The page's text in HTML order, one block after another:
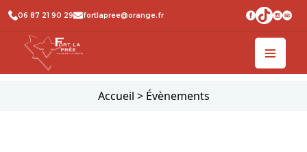
06 87 21 90 29 fortlapree@orange.fr
Accueil > Évènements